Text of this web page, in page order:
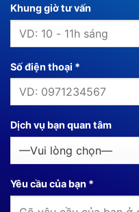
Khung giờ tư vấn
Số điện thoại *
Dịch vụ bạn quan tâm
Yêu cầu của bạn *